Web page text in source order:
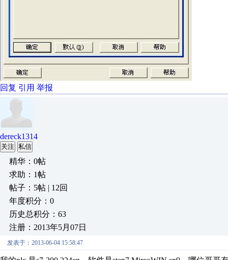
回复 引用 举报
dereck1314
关注 私信
精华：0帖
求助：1帖
帖子：5帖 | 12回
年度积分：0
历史总积分：63
注册：2013年5月07日
发表于：2013-06-04 15:58:47